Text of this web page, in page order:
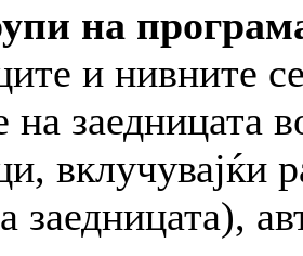
на
и нивните
на заедницата
вклучувајќи
заедницата),